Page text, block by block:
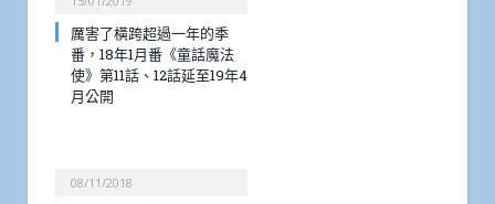
厲害了橫跨超過一年的季
番，18年1月番《童話魔法
使》第11話、12話延至19年4
月公開
08/11/2018